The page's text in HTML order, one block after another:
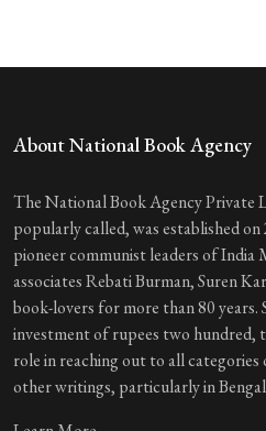
About National Book Agency
The National Book Agency Private
popularly called, was established on
pioneer communist leaders of India
associates Rebati Burman, Suren
book-lovers for more than 80
investment of rupees two hundred,
role in reaching out to all
other writings, particularly in